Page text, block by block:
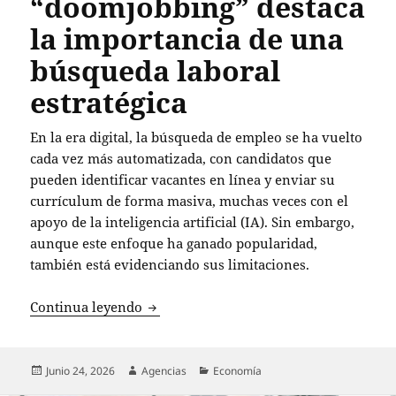
la importancia de una
búsqueda laboral
estratégica
En la era digital, la búsqueda de empleo se ha vuelto
cada vez más automatizada, con candidatos que
pueden identificar vacantes en línea y enviar su
currículum de forma masiva, muchas veces con el
apoyo de la inteligencia artificial (IA). Sin embargo,
aunque este enfoque ha ganado popularidad,
también está evidenciando sus limitaciones.
Continua leyendo El auge del “doomjobbing” destaca la
Publicado
Junio 24, 2026 Autor
Agencias Categorías
Economía